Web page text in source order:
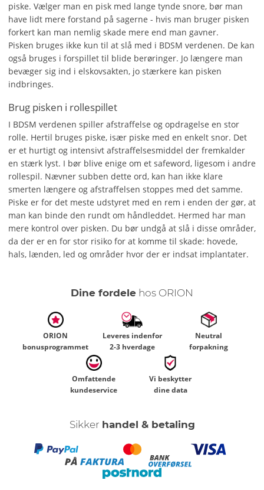
piske. Vælger man en pisk med lange tynde snore, bør man
have lidt mere forstand på sagerne - hvis man bruger pisken
forkert kan man nemlig skade mere end man gavner.
Pisken bruges ikke kun til at slå med i BDSM verdenen. De kan
også bruges i forspillet til blide berøringer. Jo længere man
bevæger sig ind i elskovsakten, jo stærkere kan pisken
indbringes.
Brug pisken i rollespillet
I BDSM verdenen spiller afstraffelse og opdragelse en stor
rolle. Hertil bruges piske, især piske med en enkelt snor. Det
er et hurtigt og intensivt afstraffelsesmiddel der fremkalder
en stærk lyst. I bør blive enige om et safeword, ligesom i andre
rollespil. Nævner subben dette ord, kan han ikke klare
smerten længere og afstraffelsen stoppes med det samme.
Piske er for det meste udstyret med en rem i enden der gør, at
man kan binde den rundt om håndleddet. Hermed har man
mere kontrol over pisken. Du bør undgå at slå i disse områder,
da der er en for stor risiko for at komme til skade: hovede,
hals, lænden, led og områder hvor der er indsat implantater.
Dine fordele hos ORION
ORION
bonusprogrammet
Leveres indenfor
2-3 hverdage
Neutral
forpakning
Omfattende
kundeservice
Vi beskytter
dine data
Sikker handel & betaling